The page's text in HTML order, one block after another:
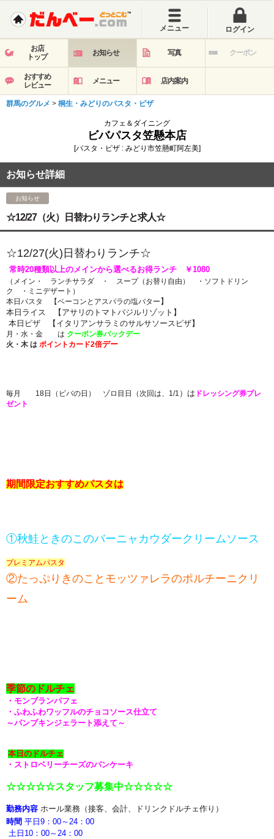
メニュー ログイン
お店
トップ
お知らせ 写真 クーポン
おすすめ
レビュー
メニュー 店内案内
群馬のグルメ > 桐生・みどりのパスタ・ピザ
カフェ＆ダイニング
ビバパスタ笠懸本店
[パスタ・ピザ : みどり市笠懸町阿左美]
お知らせ詳細
お知らせ
☆12/27（火）日替わりランチと求人☆
☆12/27(火) 日替わ りランチ☆
常時20種類以上のメインから選べるお得ランチ ￥1080
（メイン・ ランチサラダ ・ スープ（お替り自由） ・ソフトドリン
ク ・ミニデザート）
本日パスタ 【ベーコンとアスパラの塩バター 】
本日ライス 【アサリのトマトバジルリゾット】
本日ピザ 【イタリアンサラミのサルサソースピザ】
月・水・金 は クーポン券バックデー
火・木 は ポイントカード2倍デー
毎月 18日（ビバの日） ゾロ目日（次回は、1/1 ）は ドレッシング券プレ
ゼント
期間限定おすすめパスタは
①秋鮭ときのこのバーニャカウダークリームソース
プレミアムパスタ
②たっぷりきのことモッツァレラのポルチーニクリ
ーム
季節のドルチェ
・モンブランパフェ
・ふわふわワッフルのチョコソース仕立て
～パンプキンジェラート添えて～
本日のドルチェ
・ストロベリーチーズのパンケーキ
☆☆☆☆☆スタッフ募集中☆☆☆☆☆
勤務内容 ホール業務（接客、会計、ドリンクドルチェ作り）
時間 平日9：00～24：00
土日10：00～24：00